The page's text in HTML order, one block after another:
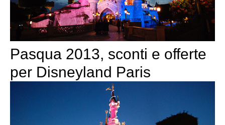
Pasqua 2013, sconti e offerte
per Disneyland Paris